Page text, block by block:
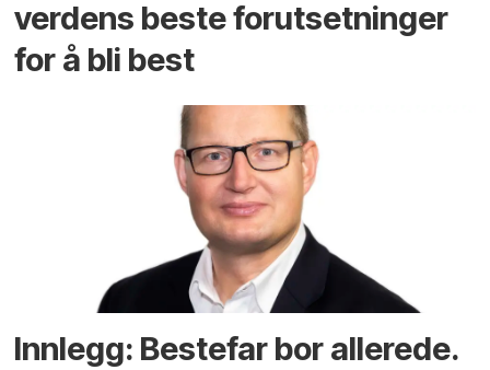
verdens beste forutsetninger
for å bli best
Innlegg: Bestefar bor allerede.